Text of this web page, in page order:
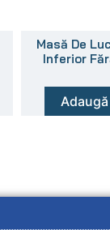
Masă De
Inferior